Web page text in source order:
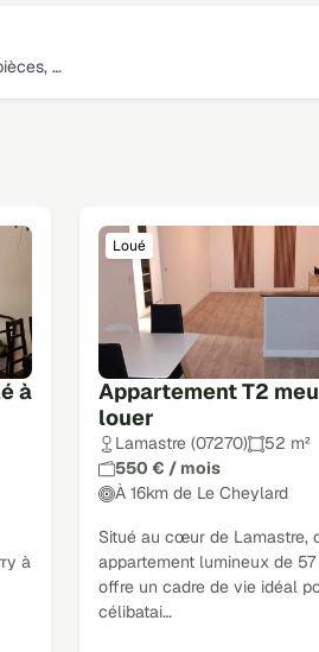
…
à
à
Appartement T2
louer
Loué
Lamastre (07270)
52 m²
550 € / mois
À 16km de Le Cheylard
Situé au cœur de Lamastre,
appartement lumineux de 57
offre un cadre de vie idéal
célibatai…